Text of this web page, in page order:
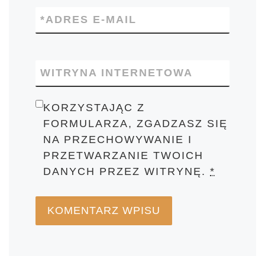
ADRES E-MAIL
*
WITRYNA INTERNETOWA
KORZYSTAJĄC Z
FORMULARZA, ZGADZASZ SIĘ
NA PRZECHOWYWANIE I
PRZETWARZANIE TWOICH
DANYCH PRZEZ WITRYNĘ.*